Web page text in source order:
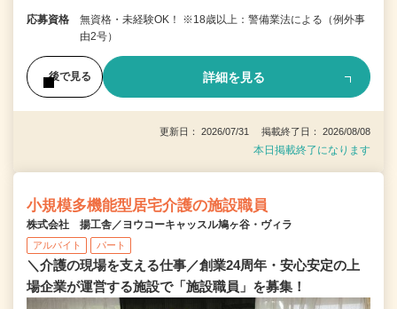
応募資格
無資格・未経験OK！ ※18歳以上：警備業法による（例外事
由2号）
後で見る 詳細を見る
更新日： 2026/07/31 掲載終了日： 2026/08/08
本日掲載終了になります
小規模多機能型居宅介護の施設職員
株式会社 揚工舎／ヨウコーキャッスル鳩ヶ谷・ヴィラ
アルバイト パート
＼介護の現場を支える仕事／創業24周年・安心安定の上
場企業が運営する施設で「施設職員」を募集！